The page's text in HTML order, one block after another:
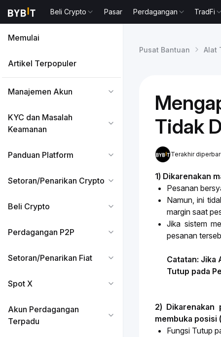
Beli Crypto Pasar Perdagangan TradFi
Memulai
Artikel Terpopuler
Manajemen Akun
KYC dan Masalah
Keamanan
Panduan Platform
Setoran/Penarikan Crypto
Beli Crypto
Perdagangan P2P
Setoran/Penarikan Fiat
Spot X
Akun Perdagangan
Terpadu
Pusat Bantuan Alat
Tidak
Terakhir
1) Dikarenakan
Pesanan
Namun, ini
margin saat
Jika sistem
pesanan
Catatan: Jika
Tutup pada
2) Dikarenakan
membuka posisi
Fungsi Tutup